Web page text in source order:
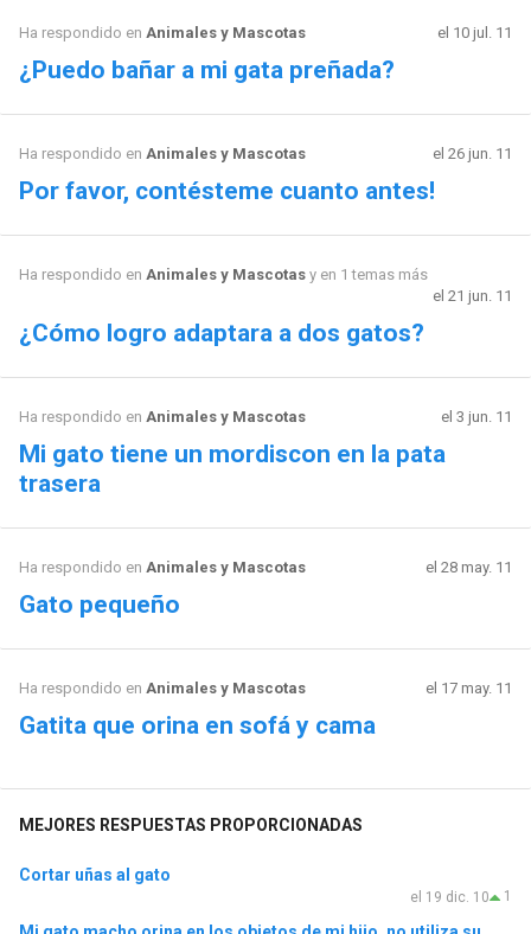
Ha respondido en Animales y Mascotas el 10 jul. 11
¿Puedo bañar a mi gata preñada?
Ha respondido en Animales y Mascotas el 26 jun. 11
Por favor, contésteme cuanto antes!
Ha respondido en Animales y Mascotasy en 1 temas más
el 21 jun. 11
¿Cómo logro adaptara a dos gatos?
Ha respondido en Animales y Mascotas el 3 jun. 11
Mi gato tiene un mordiscon en la pata
trasera
Ha respondido en Animales y Mascotas el 28 may. 11
Gato pequeño
Ha respondido en Animales y Mascotas el 17 may. 11
Gatita que orina en sofá y cama
MEJORES RESPUESTAS PROPORCIONADAS
Cortar uñas al gato
1
el 19 dic. 10